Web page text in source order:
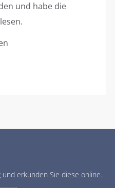
und habe die
er­kun­den Sie die­se on­line.